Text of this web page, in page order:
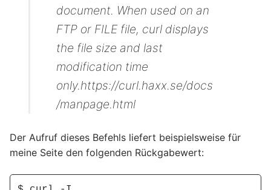
document. When used on an
FTP or FILE file, curl displays
the file size and last
modification time
only.https://curl.haxx.se/docs
/manpage.html
Der Aufruf dieses Befehls liefert beispielsweise für
meine Seite den folgenden Rückgabewert: